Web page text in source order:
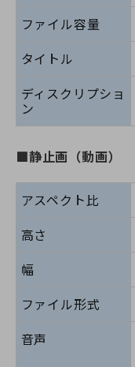
ファイル容量
タイトル
ディスクリプショ
ン
■静止画（動画）
アスペクト比
高さ
幅
ファイル形式
音声